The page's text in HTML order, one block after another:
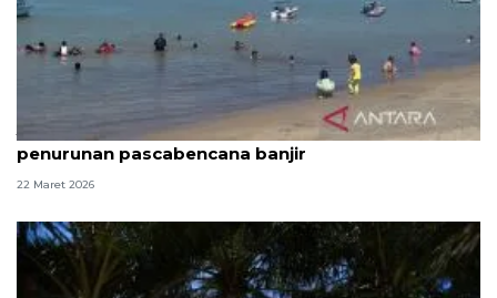
Jumlah pengunjung Pantai Pandan alami
penurunan pascabencana banjir
22 Maret 2026